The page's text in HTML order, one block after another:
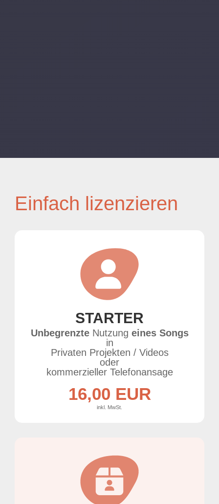
Einfach lizenzieren
STARTER
UnbegrenzteNutzung eines Songs
in
Privaten Projekten / Videos
oder
kommerzieller Telefonansage
16,00 EUR
inkl. MwSt.